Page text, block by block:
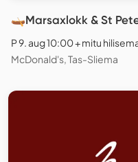
🛶Marsaxlokk & St
P 9. aug 10:00 + mitu
McDonald's, Tas-Sliema